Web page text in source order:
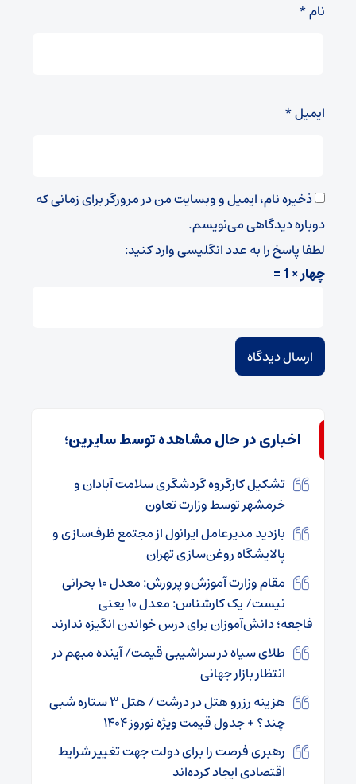
نام*
ایمیل*
ذخیره نام، ایمیل و وبسایت من در مرورگر برای زمانی که
دوباره دیدگاهی می‌نویسم.
لطفا پاسخ را به عدد انگلیسی وارد کنید:
چهار × 1 =
اخباری در حال مشاهده توسط سایرین؛
تشکیل کارگروه گردشگری سلامت آبادان و
خرمشهر توسط وزارت تعاون
بازدید مدیرعامل ایرانول از مجتمع ظرف‌سازی و
پالایشگاه روغن‌سازی تهران
مقام وزارت آموزش‌و پرورش: معدل ۱۰ بحرانی
نیست/ یک کارشناس: معدل ۱۰ یعنی
فاجعه؛ دانش‌آموزان برای درس خواندن انگیزه ندارند
طلای سیاه در سراشیبی قیمت/ آینده مبهم در
انتظار بازار جهانی
هزینه رزرو هتل در درشت / هتل ۳ ستاره شبی
چند؟ + جدول قیمت ویژه نوروز ۱۴۰۴
رهبری فرصت را برای دولت جهت تغییر شرایط
اقتصادی ایجاد کرده‌اند